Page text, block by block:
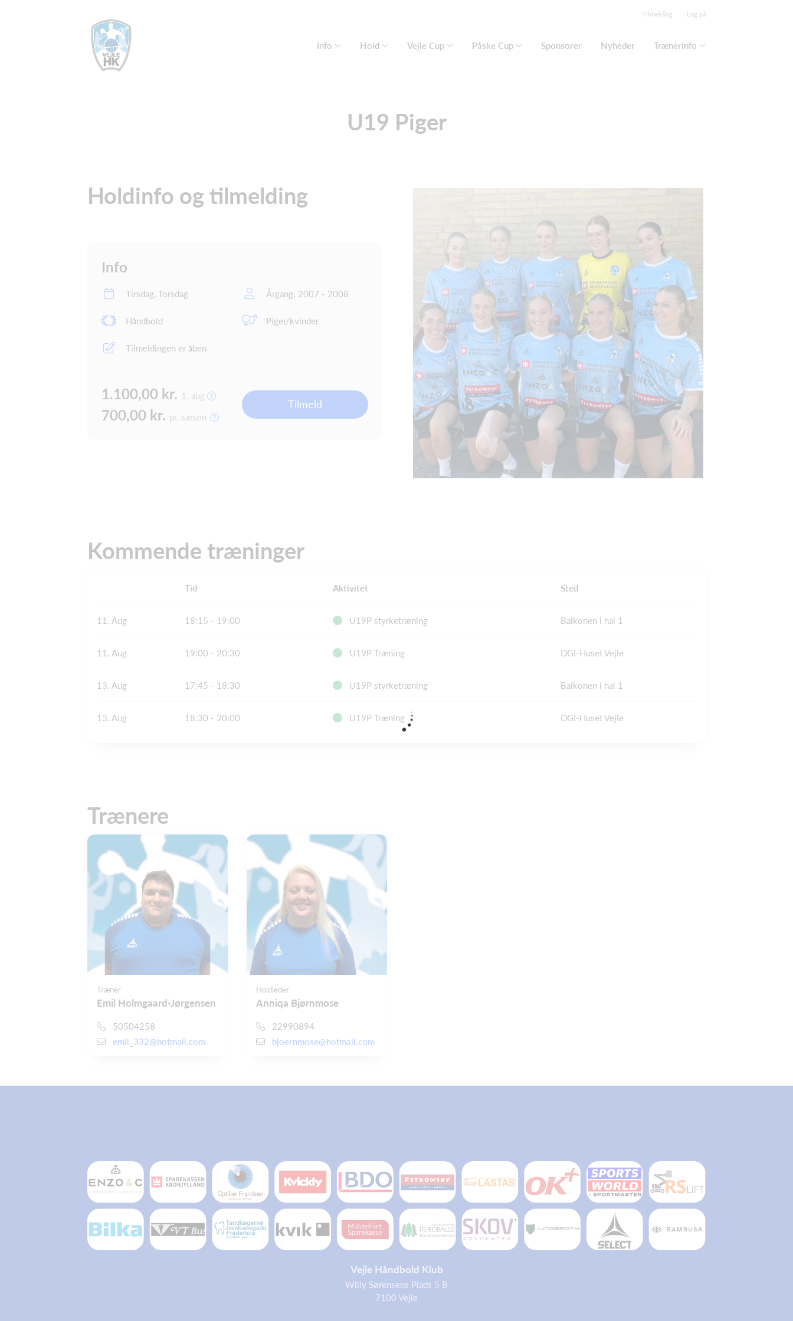
Tilmelding Log på
Info Hold Vejle Cup Påske Cup Sponsorer Nyheder Trænerinfo
U19 Piger
Holdinfo og tilmelding
Info
Tirsdag, Torsdag Årgang: 2007 - 2008
Håndbold Piger/kvinder
Tilmeldingen er åben
1.100,00 kr. 1. aug
700,00 kr. pr. sæson
Tilmeld
Kommende træninger
Tid Aktivitet Sted
11. Aug 18:15 - 19:00 U19P styrketræning Balkonen i hal 1
11. Aug 19:00 - 20:30 U19P Træning DGI-Huset Vejle
13. Aug 17:45 - 18:30 U19P styrketræning Balkonen i hal 1
13. Aug 18:30 - 20:00 U19P Træning DGI-Huset Vejle
Trænere
Træner
Emil Holmgaard-Jørgensen
50504258
emil_332@hotmail.com
Holdleder
Anniqa Bjørnmose
22990894
bjoernmose@hotmail.com
Vejle Håndbold Klub
Willy Sørensens Plads 5 B
7100 Vejle